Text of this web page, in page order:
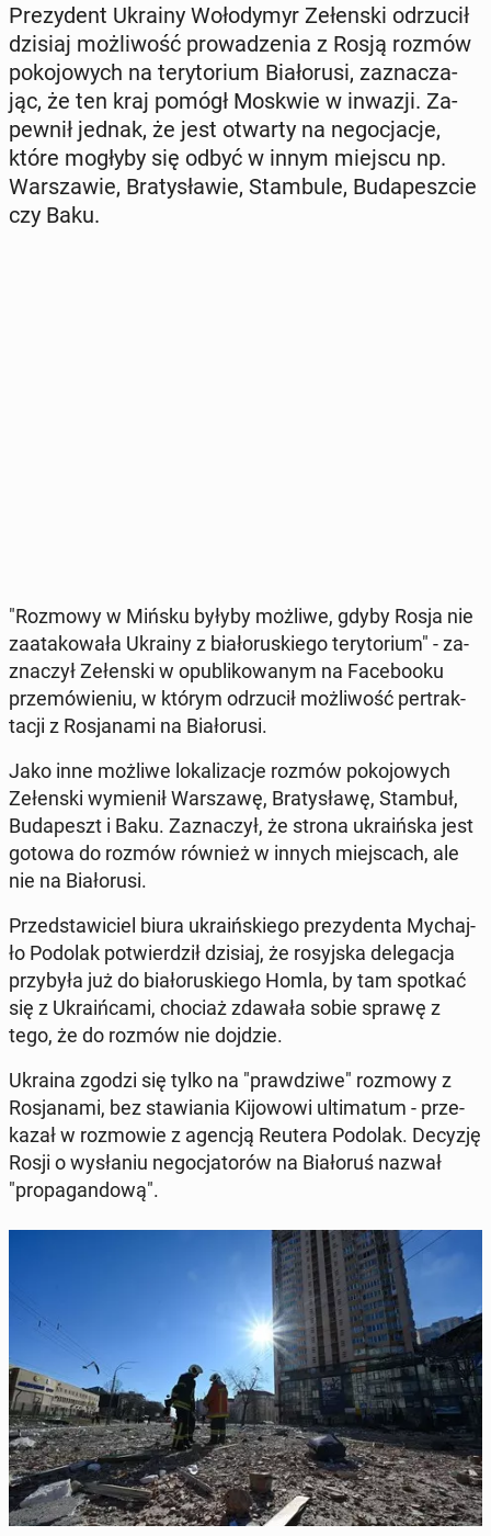
Pre­zy­dent Ukrainy Wo­ło­dy­myr Ze­łen­ski od­rzu­cił
dzisiaj moż­li­wość pro­wa­dze­nia z Rosją rozmów
po­ko­jo­wych na te­ry­to­rium Bia­ło­ru­si, za­zna­cza­
jąc, że ten kraj pomógł Moskwie w inwazji. Za­
pew­nił jednak, że jest otwarty na ne­go­cja­cje,
które mogłyby się odbyć w innym miejscu np.
War­sza­wie, Bra­ty­sła­wie, Stam­bu­le, Bu­da­pesz­cie
czy Baku.
"Rozmowy w Mińsku byłyby możliwe, gdyby Rosja nie
za­ata­ko­wa­ła Ukrainy z bia­ło­ru­skie­go te­ry­to­rium" - za­
zna­czył Ze­łen­ski w opu­bli­ko­wa­nym na Fa­ce­bo­oku
prze­mó­wie­niu, w którym od­rzu­cił moż­li­wość per­trak­
ta­cji z Ro­sja­na­mi na Bia­ło­ru­si.
Jako inne możliwe lo­ka­li­za­cje rozmów po­ko­jo­wych
Ze­łen­ski wy­mie­nił War­sza­wę, Bra­ty­sła­wę, Stambuł,
Bu­da­peszt i Baku. Za­zna­czył, że strona ukra­iń­ska jest
gotowa do rozmów również w innych miej­scach, ale
nie na Bia­ło­ru­si.
Przed­sta­wi­ciel biura ukra­iń­skie­go pre­zy­den­ta My­chaj­
ło Podolak po­twier­dził dzisiaj, że ro­syj­ska de­le­ga­cja
przy­by­ła już do bia­ło­ru­skie­go Homla, by tam spotkać
się z Ukra­iń­ca­mi, chociaż zdawała sobie sprawę z
tego, że do rozmów nie dojdzie.
Ukraina zgodzi się tylko na "praw­dzi­we" rozmowy z
Ro­sja­na­mi, bez sta­wia­nia Ki­jo­wo­wi ul­ti­ma­tum - prze­
ka­zał w roz­mo­wie z agencją Reutera Podolak. Decyzję
Rosji o wy­sła­niu ne­go­cja­to­rów na Bia­ło­ruś nazwał
"pro­pa­gan­do­wą".